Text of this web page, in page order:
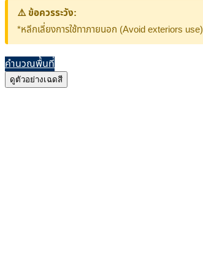
⚠️ ข้อควรระวัง:
*หลีกเลี่ยงการใช้ทาภายนอก (Avoid exteriors use)
คำนวณพื้นที่
ดูตัวอย่างเฉดสี